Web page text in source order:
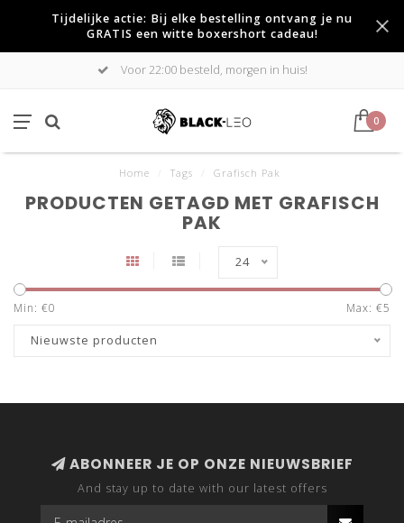
Tijdelijke actie: Bij elke bestelling ontvang je nu
GRATIS een witte boxershort cadeau!
Voor 22:00 besteld, morgen in huis!
0
Home Tags Grafisch Pak
PRODUCTEN GETAGD MET GRAFISCH
PAK
24
Min: €0 Max: €5
Nieuwste producten
ABONNEER JE OP ONZE NIEUWSBRIEF
And stay up to date with our latest offers